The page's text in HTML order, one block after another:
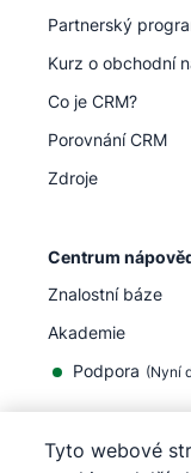
Partnerský
Kurz o obchodní
Co je CRM?
Porovnání CRM
Zdroje
Centrum
Znalostní báze
Akademie
Podpora (Nyní
Tyto webové